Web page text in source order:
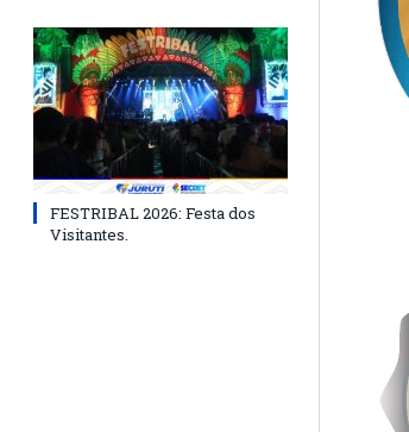
FESTRIBAL 2026: Festa dos
Visitantes.